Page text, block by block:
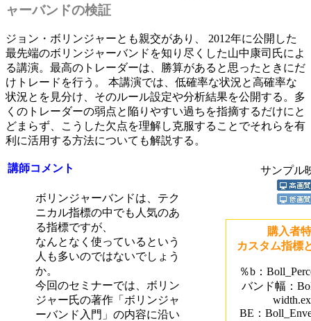
ャーバンドの検証
ジョン・ボリンジャーとも親交があり、 2012年に公開した
最先端のボリンジャーバンドを知り尽くした山中康司氏によ
る講演。最高のトレーダーは、勝算があると思ったときにだ
けトレードを行う。 本講演では、低確率な状況と高確率な
状況とを見分け、そのルール設定や分析結果を公開する。多
くのトレーダーの弱点と陥りやすい過ちを指摘するだけにと
どまらず、こうした欠点を理解し克服することでそれらを有
利に活用する方法についても解説する。
講師コメント
ボリンジャーバンドは、テク
ニカル指標の中でも人気のあ
る指標ですが、
なんとなく使っているという
人も多いのではないでしょう
か。
今回のセミナーでは、ボリン
ジャー氏の著作「ボリンジャ
ーバンド入門」の内容に沿い
サンプル
購入者
カスタム指標
％b：
バンド幅：
BE：